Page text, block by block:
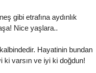
gibi etrafına aydınlık
Nice yaşlara..
Hayatinin bundan
ki varsın ve iyi ki doğdun!